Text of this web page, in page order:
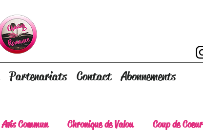
Partenariats Contact Abonnements
Avis Commun Chronique de Valou Coup de Coeur